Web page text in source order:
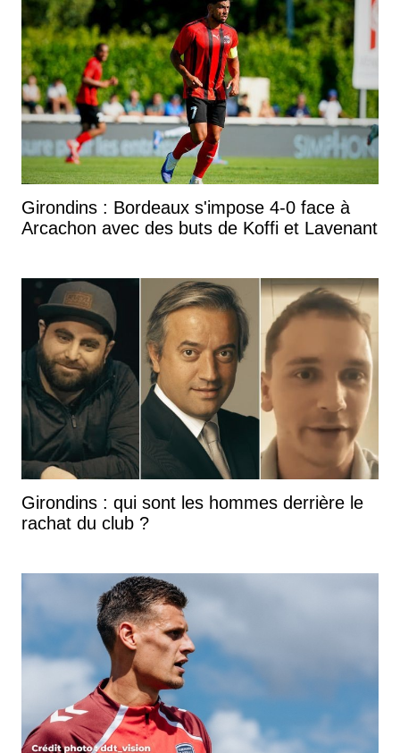
Girondins : Bordeaux s'impose 4-0 face à
Arcachon avec des buts de Koffi et Lavenant
Girondins : qui sont les hommes derrière le
rachat du club ?